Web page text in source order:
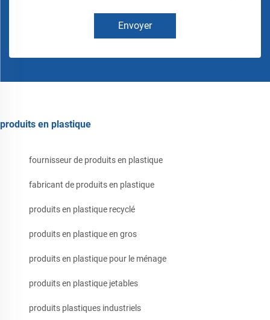
Envoyer
produits en plastique
fournisseur de produits en plastique
fabricant de produits en plastique
produits en plastique recyclé
produits en plastique en gros
produits en plastique pour le ménage
produits en plastique jetables
produits plastiques industriels